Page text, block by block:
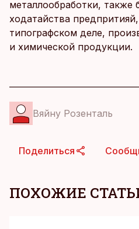
металлообработки, также
ходатайства
типографском деле,
и химической продукции.
Вяйну Розенталь
Поделиться
ПОХОЖИЕ